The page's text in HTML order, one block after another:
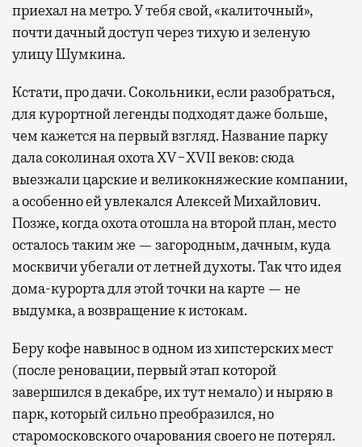
приехал на метро. У тебя свой, «калиточный»,
почти дачный доступ через тихую и зеленую
улицу Шумкина.
Кстати, про дачи. Сокольники, если разобраться,
для курортной легенды подходят даже больше,
чем кажется на первый взгляд. Название парку
дала соколиная охота XV−XVII веков: сюда
выезжали царские и великокняжеские компании,
а особенно ей увлекался Алексей Михайлович.
Позже, когда охота отошла на второй план, место
осталось таким же — загородным, дачным, куда
москвичи убегали от летней духоты. Так что идея
дома-курорта для этой точки на карте — не
выдумка, а возвращение к истокам.
Беру кофе навынос в одном из хипстерских мест
(после реновации, первый этап которой
завершился в декабре, их тут немало) и ныряю в
парк, который сильно преобразился, но
старомосковского очарования своего не потерял.